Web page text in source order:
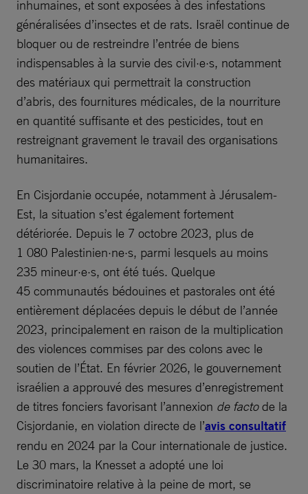
inhumaines, et sont exposées à des infestations
généralisées d’insectes et de rats. Israël continue de
bloquer ou de restreindre l’entrée de biens
indispensables à la survie des civil·e·s, notamment
des matériaux qui permettrait la construction
d’abris, des fournitures médicales, de la nourriture
en quantité suffisante et des pesticides, tout en
restreignant gravement le travail des organisations
humanitaires.
En Cisjordanie occupée, notamment à Jérusalem-
Est, la situation s’est également fortement
détériorée. Depuis le 7 octobre 2023, plus de
1 080 Palestinien·ne·s, parmi lesquels au moins
235 mineur·e·s, ont été tués. Quelque
45 communautés bédouines et pastorales ont été
entièrement déplacées depuis le début de l’année
2023, principalement en raison de la multiplication
des violences commises par des colons avec le
soutien de l’État. En février 2026, le gouvernement
israélien a approuvé des mesures d’enregistrement
de titres fonciers favorisant l’annexion de factode la
Cisjordanie, en violation directe de l’avis consultatif
rendu en 2024 par la Cour internationale de justice.
Le 30 mars, la Knesset a adopté une loi
discriminatoire relative à la peine de mort, se